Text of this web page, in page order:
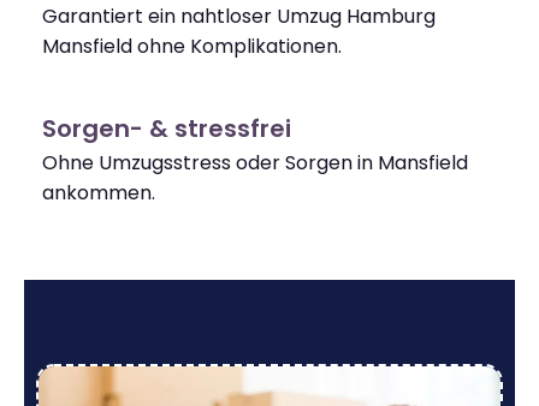
Garantiert ein nahtloser Umzug Hamburg
Mansfield ohne Komplikationen.
Sorgen- & stressfrei
Ohne Umzugsstress oder Sorgen in Mansfield
ankommen.